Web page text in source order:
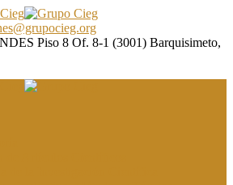
Piso 8 Of. 8-1 (3001) Barquisimeto,